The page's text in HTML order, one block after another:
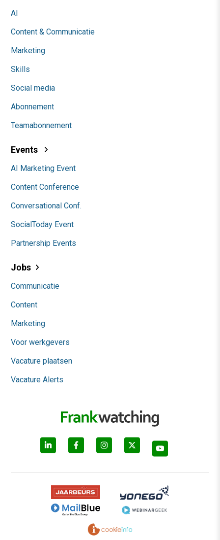
AI
Content & Communicatie
Marketing
Skills
Social media
Abonnement
Teamabonnement
Events
AI Marketing Event
Content Conference
Conversational Conf.
SocialToday Event
Partnership Events
Jobs
Communicatie
Content
Marketing
Voor werkgevers
Vacature plaatsen
Vacature Alerts